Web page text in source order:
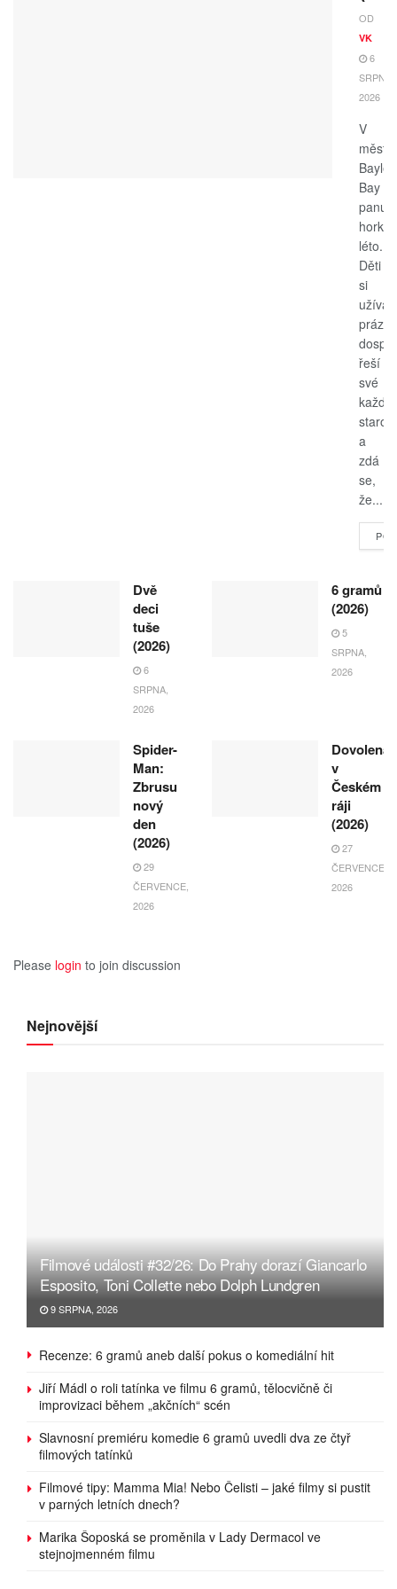
OD
VK
6
SRPNA,
2026
V
Bay
panuje
horké
léto.
Děti
si
užívají
řeší
své
a
zdá
se,
že...
Dvě
deci
tuše
(2026)
6
SRPNA,
2026
6 gramů
(2026)
5
SRPNA,
2026
Spider-
Man:
Zbrusu
nový
den
(2026)
29
ČERVENCE,
2026
Dovolená
v
Českém
ráji
(2026)
27
ČERVENCE,
2026
Please login to join discussion
Nejnovější
Filmové události #32/26: Do Prahy dorazí Giancarlo
Esposito, Toni Collette nebo Dolph Lundgren
9 SRPNA, 2026
Recenze: 6 gramů aneb další pokus o komediální hit
Jiří Mádl o roli tatínka ve filmu 6 gramů, tělocvičně či
improvizaci během „akčních“ scén
Slavnosní premiéru komedie 6 gramů uvedli dva ze čtyř
filmových tatínků
Filmové tipy: Mamma Mia! Nebo Čelisti – jaké filmy si pustit
v parných letních dnech?
Marika Šoposká se proměnila v Lady Dermacol ve
stejnojmenném filmu